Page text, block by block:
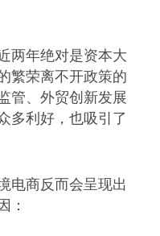
两年绝对是资本大
繁荣离不开政策的
管、外贸创新发展
多利好，也吸引了
电商反而会呈现出
：